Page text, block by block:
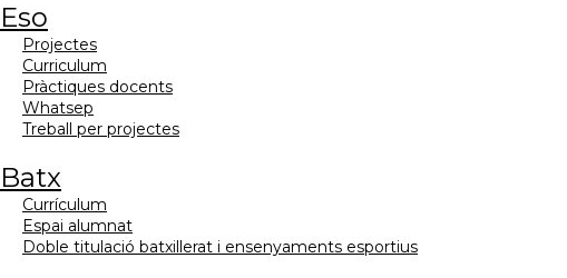
eso
projectes
curriculum
pràctiques docents
whatsep
treball per projectes
batx
currículum
espai alumnat
doble titulació batxillerat i ensenyaments esportius